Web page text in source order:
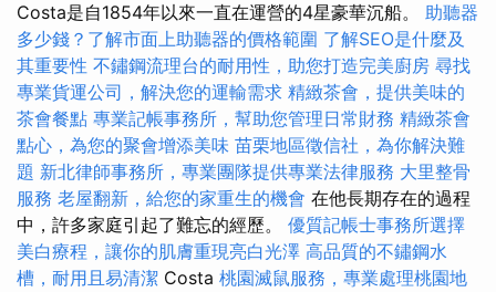
Costa是自1854年以來一直在運營的4星豪華沉船。 助聽器
多少錢？了解市面上助聽器的價格範圍 了解SEO是什麼及
其重要性 不鏽鋼流理台的耐用性，助您打造完美廚房 尋找
專業貨運公司，解決您的運輸需求 精緻茶會，提供美味的
茶會餐點 專業記帳事務所，幫助您管理日常財務 精緻茶會
點心，為您的聚會增添美味 苗栗地區徵信社，為你解決難
題 新北律師事務所，專業團隊提供專業法律服務 大里整骨
服務 老屋翻新，給您的家重生的機會 在他長期存在的過程
中，許多家庭引起了難忘的經歷。 優質記帳士事務所選擇
美白療程，讓你的肌膚重現亮白光澤 高品質的不鏽鋼水
槽，耐用且易清潔 Costa 桃園滅鼠服務，專業處理桃園地